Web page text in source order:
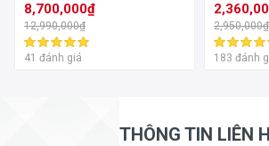
8,700,000₫
12,990,000₫
41 đánh giá
2,950,000₫
183 đánh
THÔNG TIN LIÊN